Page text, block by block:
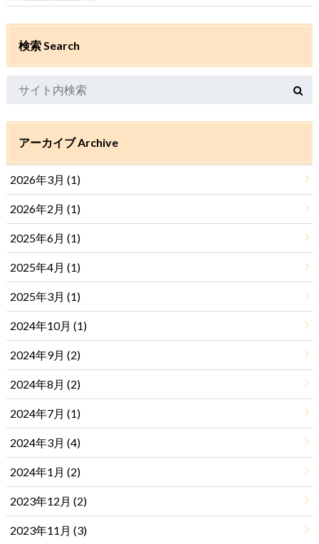
検索 Search
アーカイブ Archive
2026年3月 (1)
2026年2月 (1)
2025年6月 (1)
2025年4月 (1)
2025年3月 (1)
2024年10月 (1)
2024年9月 (2)
2024年8月 (2)
2024年7月 (1)
2024年3月 (4)
2024年1月 (2)
2023年12月 (2)
2023年11月 (3)